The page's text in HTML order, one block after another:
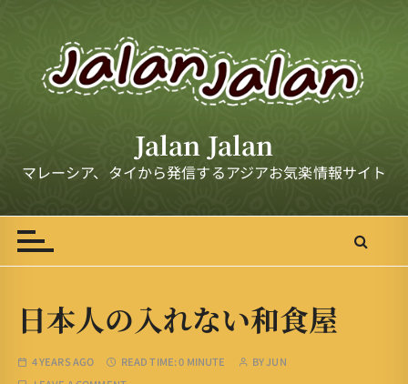
t
n
Jalan Jalan
マレーシア、タイから発信するアジアお気楽情報サイト
日本人の入れない和食屋
4 YEARS AGO READ TIME:0 MINUTE BYJUN